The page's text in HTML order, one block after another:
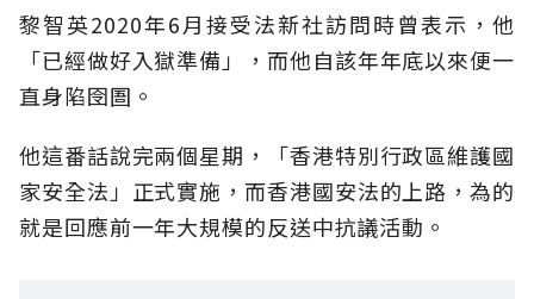
黎智英2020年6月接受法新社訪問時曾表示，他
「已經做好入獄準備」，而他自該年年底以來便一
直身陷囹圄。
他這番話說完兩個星期，「香港特別行政區維護國
家安全法」正式實施，而香港國安法的上路，為的
就是回應前一年大規模的反送中抗議活動。